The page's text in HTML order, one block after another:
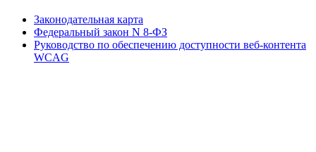
Законодательная карта
Федеральный закон N 8-ФЗ
Руководство по обеспечению доступности веб-контента
WCAG